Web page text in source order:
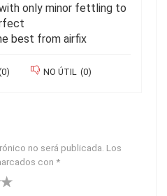
only minor fettling to
best from airfix
0) NO ÚTIL (0)
no será publicada. Los
con *